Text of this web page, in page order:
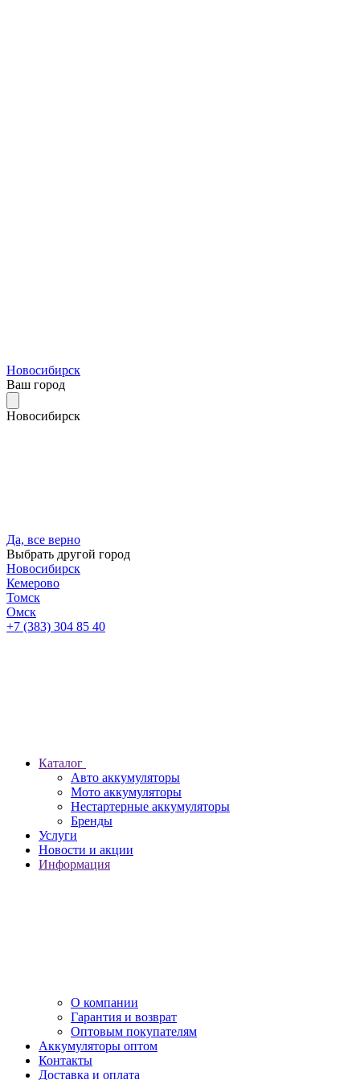
Новосибирск
Ваш город
Новосибирск
Да, все верно
Выбрать другой город
Новосибирск
Кемерово
Томск
Омск
+7 (383) 304 85 40
Каталог
Авто аккумуляторы
Мото аккумуляторы
Нестартерные аккумуляторы
Бренды
Услуги
Новости и акции
Информация
О компании
Гарантия и возврат
Оптовым покупателям
Аккумуляторы оптом
Контакты
Доставка и оплата